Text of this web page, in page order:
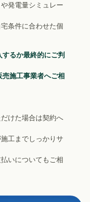
発電量シミュレー
条件に合わせた個
るか最終的にご判
施工事業者へご相
けた場合は契約へ
工までしっかりサ
いについてもご相